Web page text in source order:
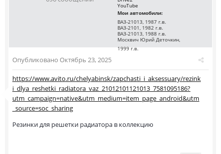
YouTube
Мои автомобили:
ВАЗ-21013, 1987 г.в.
ВАЗ-2101, 1982 г.в.
ВАЗ-21013, 1988 г.в.
Москвич Юрий Деточкин,
1999 г.в.
Опубликовано Октябрь 23, 2025
https://www.avito.ru/chelyabinsk/zapchasti_i_aksessuary/rezink
i_dlya_reshetki_radiatora_vaz_21012101121013_7581095186?
utm_campaign=native&utm_medium=item_page_android&utm
_source=soc_sharing
Резинки для решетки радиатора в коллекцию